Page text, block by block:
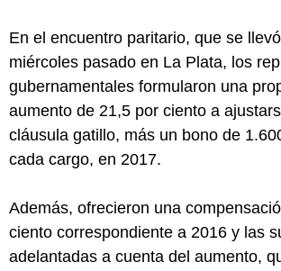
En el encuentro paritario, que se
miércoles pasado en La Plata, los
gubernamentales formularon una
aumento de 21,5 por ciento a
cláusula gatillo, más un bono de
cada cargo, en 2017.
Además, ofrecieron una
ciento correspondiente a 2016 y las
adelantadas a cuenta del aumento,